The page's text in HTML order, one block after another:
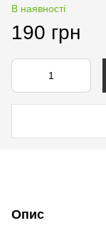
В наявності
190 грн
Опис